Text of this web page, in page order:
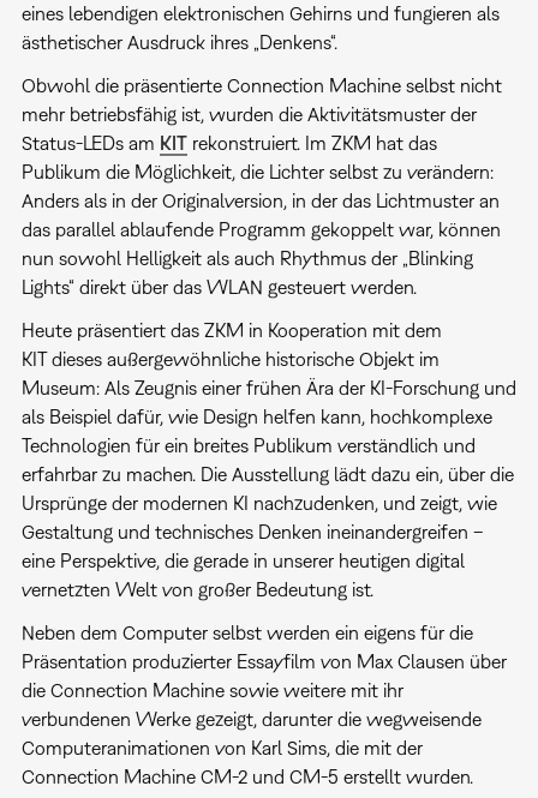
eines lebendigen elektronischen Gehirns und fungieren als
ästhetischer Ausdruck ihres „Denkens“.
Obwohl die präsentierte Connection Machine selbst nicht
mehr betriebsfähig ist, wurden die Aktivitätsmuster der
Status-LEDs am KITrekonstruiert. Im ZKM hat das
Publikum die Möglichkeit, die Lichter selbst zu verändern:
Anders als in der Originalversion, in der das Lichtmuster an
das parallel ablaufende Programm gekoppelt war, können
nun sowohl Helligkeit als auch Rhythmus der „Blinking
Lights“ direkt über das WLAN gesteuert werden.
Heute präsentiert das ZKM in Kooperation mit dem
KITdieses außergewöhnliche historische Objekt im
Museum: Als Zeugnis einer frühen Ära der KI-Forschung und
als Beispiel dafür, wie Design helfen kann, hochkomplexe
Technologien für ein breites Publikum verständlich und
erfahrbar zu machen. Die Ausstellung lädt dazu ein, über die
Ursprünge der modernen KI nachzudenken, und zeigt, wie
Gestaltung und technisches Denken ineinandergreifen –
eine Perspektive, die gerade in unserer heutigen digital
vernetzten Welt von großer Bedeutung ist.
Neben dem Computer selbst werden ein eigens für die
Präsentation produzierter Essayfilm von Max Clausen über
die Connection Machine sowie weitere mit ihr
verbundenen Werke gezeigt, darunter die wegweisende
Computeranimationen von Karl Sims, die mit der
Connection Machine CM-2 und CM-5 erstellt wurden.